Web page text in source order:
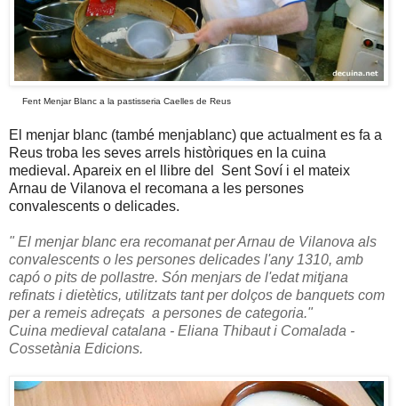
Fent Menjar Blanc a la pastisseria Caelles de Reus
El menjar blanc (també menjablanc) que actualment es fa a
Reus troba les seves arrels històriques en la cuina
medieval. Apareix en el llibre del Sent Soví i el mateix
Arnau de Vilanova el recomana a les persones
convalescents o delicades.
" El menjar blanc era recomanat per Arnau de Vilanova als
convalescents o les persones delicades l'any 1310, amb
capó o pits de pollastre. Són menjars de l'edat mitjana
refinats i dietètics, utilitzats tant per dolços de banquets com
per a remeis adreçats a persones de categoria."
Cuina medieval catalana - Eliana Thibaut i Comalada -
Cossetània Edicions.